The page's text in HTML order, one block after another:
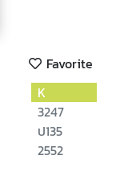
Favorite
K
3247
ป135
2552